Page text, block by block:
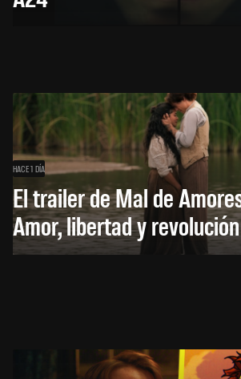
HACE 1 DÍA
El trailer de Mal de
Amor, libertad y revolución